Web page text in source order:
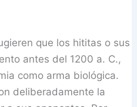
que los hititas o sus
antes del 1200 a. C.,
como arma biológica.
deliberadamente la